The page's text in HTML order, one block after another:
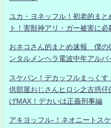
ユカ・ヨネッフル！初老的ま
ト！害獣神アリ・ガー被害に
おネコさん的まとめ速報 僕の
ンタルメンヘラ電波中年アル
スケバン！デカッフルまっく
供部屋おじさんヒロシ之古惑
げMAX！デカいは正義刑事編
アキヨッフル-！ネオニートス